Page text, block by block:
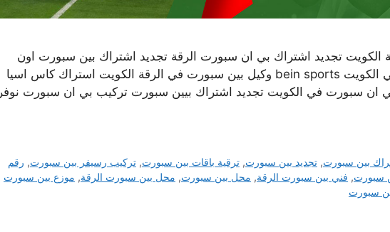
الكويت تجديد اشتراك بي ان سبورت الرقة تجديد اشتراك بين سبورت اون
لاين وكيل بي ان سبورت في الكويت bein sports وكيل بين سبورت في الرقة الكويت استراك كاس اسيا
ان سبورت في الكويت تجديد اشتراك بيين سبورت تركيب بي ان سبورت نوفر
بين سبورت,تجديد بين سبورت,ترقية باقات بين سبورت,تركيب رسيفر بين سبورت, رقم
سبورت, فني بين سبورت الرقة, محل بين سبورت, محل بين سبورت الرقة, موزع بين سبورت
سبورت